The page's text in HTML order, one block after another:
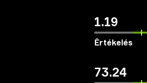
1.19
Értékelés
73.24